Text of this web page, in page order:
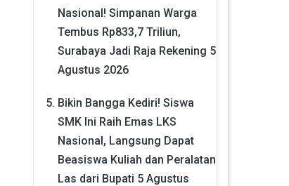
Nasional! Simpanan Warga
Tembus Rp833,7 Triliun,
Surabaya Jadi Raja Rekening 5
Agustus 2026
Bikin Bangga Kediri! Siswa
SMK Ini Raih Emas LKS
Nasional, Langsung Dapat
Beasiswa Kuliah dan Peralatan
Las dari Bupati 5 Agustus